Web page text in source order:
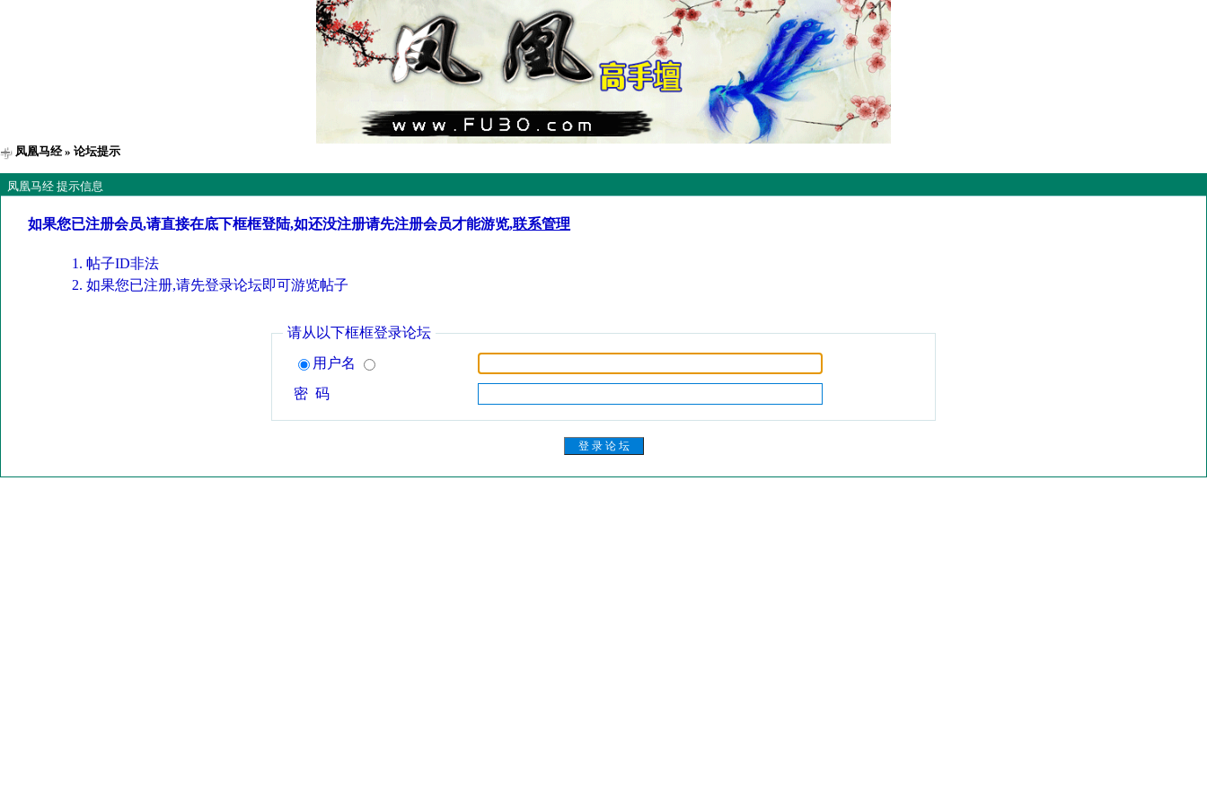
凤凰马经» 论坛提示
凤凰马经 提示信息
如果您已注册会员,请直接在底下框框登陆,如还没注册请先注册会员才能游览,联系管理
帖子ID非法
如果您已注册,请先登录论坛即可游览帖子
请从以下框框登录论坛
用户名
密 码